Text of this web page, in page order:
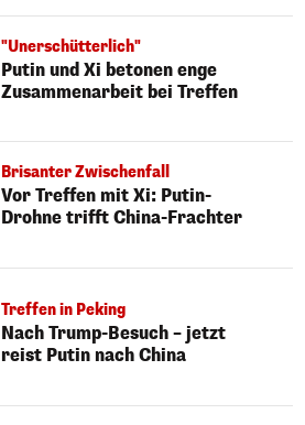
"Unerschütterlich"
Putin und Xi betonen enge
Zusammenarbeit bei Treffen
Brisanter Zwischenfall
Vor Treffen mit Xi: Putin-
Drohne trifft China-Frachter
Treffen in Peking
Nach Trump-Besuch – jetzt
reist Putin nach China